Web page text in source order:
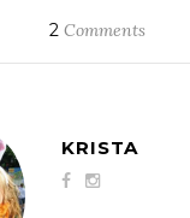
2 Comments
KRISTA